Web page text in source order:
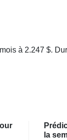
à 2.247 $.
la